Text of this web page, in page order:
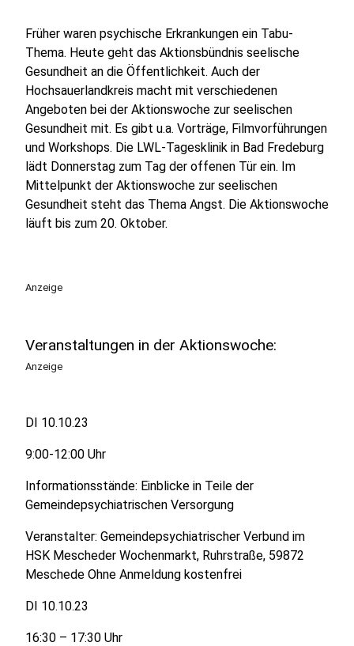
Früher waren psychische Erkrankungen ein Tabu-
Thema. Heute geht das Aktionsbündnis seelische
Gesundheit an die Öffentlichkeit. Auch der
Hochsauerlandkreis macht mit verschiedenen
Angeboten bei der Aktionswoche zur seelischen
Gesundheit mit. Es gibt u.a. Vorträge, Filmvorführungen
und Workshops. Die LWL-Tagesklinik in Bad Fredeburg
lädt Donnerstag zum Tag der offenen Tür ein. Im
Mittelpunkt der Aktionswoche zur seelischen
Gesundheit steht das Thema Angst. Die Aktionswoche
läuft bis zum 20. Oktober.
Anzeige
Veranstaltungen in der Aktionswoche:
Anzeige
DI 10.10.23
9:00-12:00 Uhr
Informationsstände: Einblicke in Teile der
Gemeindepsychiatrischen Versorgung
Veranstalter: Gemeindepsychiatrischer Verbund im
HSK Mescheder Wochenmarkt, Ruhrstraße, 59872
Meschede Ohne Anmeldung kostenfrei
DI 10.10.23
16:30 – 17:30 Uhr